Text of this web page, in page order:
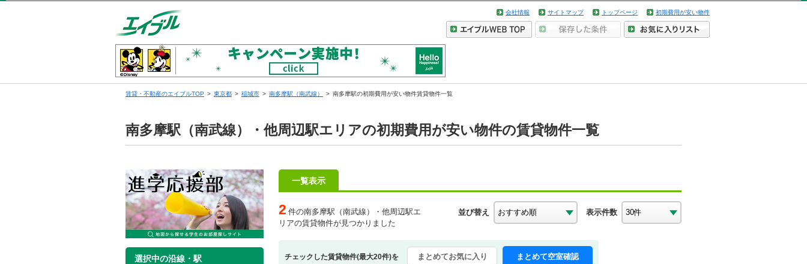
会社情報 サイトマップ トップページ 初期費用が安い物件
賃貸・不動産のエイブルTOP 東京都 稲城市 南多摩駅（南武線） 南多摩駅の初期費用が安い物件賃貸物件一覧
南多摩駅（南武線）・他周辺駅エリアの初期費用が安い物件の賃貸物件一覧
選択中の沿線・駅
一覧表示
2 件の南多摩駅（南武線）・他周辺駅エ
リアの賃貸物件が見つかりました
並び替え 表示件数
チェックした賃貸物件(最大20件)を まとめてお気に入り まとめて空室確認